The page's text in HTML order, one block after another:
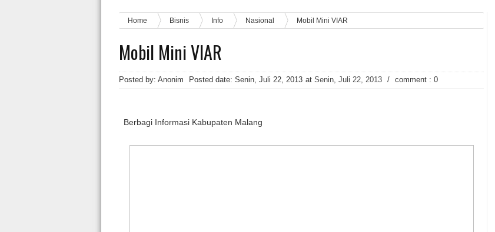
Sidang Pra Peradilan Roy Suryo
KPK Periksa Mantan Stafsus Menag Gus Yaqut terkait Kasus Kuota Haji [sindonews.com]
Hakim Kabulkan Sebagian Gugatan Praperadilan Roy Suryo [news.detik]
Home Bisnis Info Nasional Mobil Mini VIAR
Mobil Mini VIAR
Posted by: Anonim Posted date: Senin, Juli 22, 2013 at Senin, Juli 22, 2013 / comment : 0
Berbagi Informasi Kabupaten Malang